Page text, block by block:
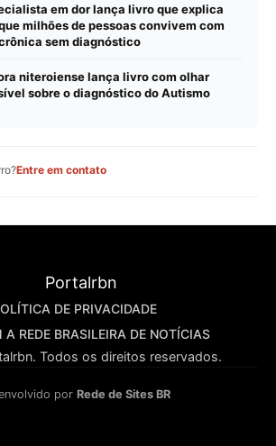
em dor lança livro que explica
milhões de pessoas convivem com
sem diagnóstico
niteroiense lança livro com olhar
sobre o diagnóstico do Autismo
Entre em contato
DE PRIVACIDADE
A REDE BRASILEIRA DE NOTÍCIAS
Todos os direitos reservados.
por Rede de Sites BR